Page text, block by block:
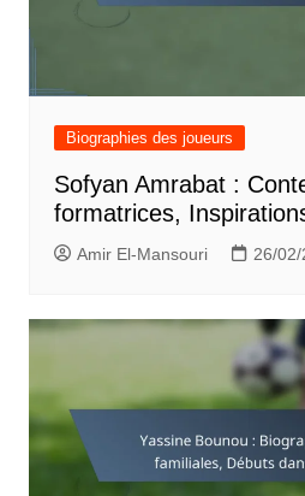
Biographies des joueurs
Sofyan Amrabat :
formatrices,
Amir El-Mansouri 26/02/